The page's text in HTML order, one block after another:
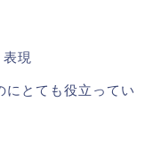
現
にとても役立ってい